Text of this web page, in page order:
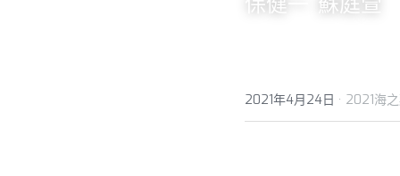
2021年4月24日 · 2021海